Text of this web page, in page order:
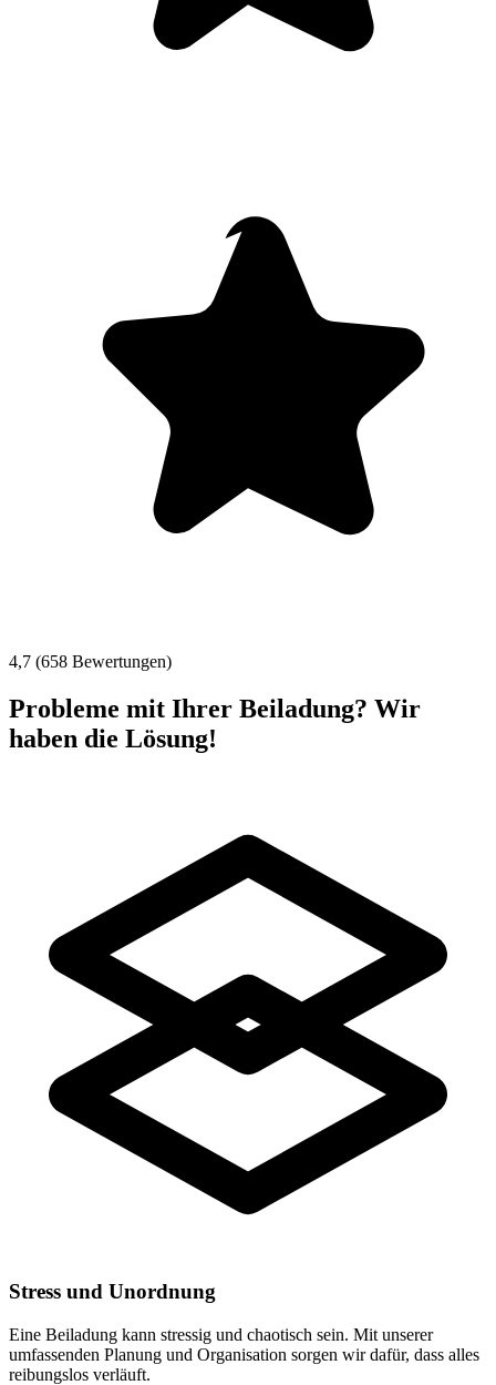
4,7 (658 Bewertungen)
Probleme mit Ihrer Beiladung? Wir
haben die Lösung!
Stress und Unordnung
Eine Beiladung kann stressig und chaotisch sein. Mit unserer
umfassenden Planung und Organisation sorgen wir dafür, dass alles
reibungslos verläuft.